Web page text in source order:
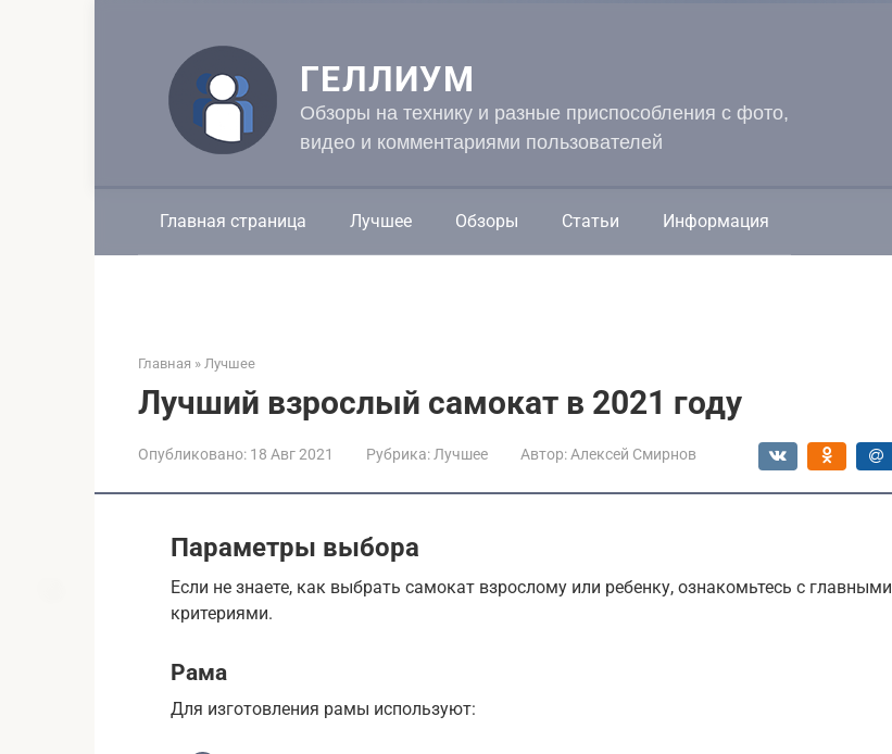
ГЕЛЛИУМ
Обзоры на технику и разные приспособления с фото,
видео и комментариями пользователей
Главная страница Лучшее Обзоры Статьи Информация
Главная » Лучшее
Лучший взрослый самокат в 2021 году
Опубликовано: 18 Авг 2021 Рубрика: Лучшее Автор: Алексей Смирнов
Параметры выбора
Если не знаете, как выбрать самокат взрослому или ребенку, ознакомьтесь с главными
критериями.
Рама
Для изготовления рамы используют: